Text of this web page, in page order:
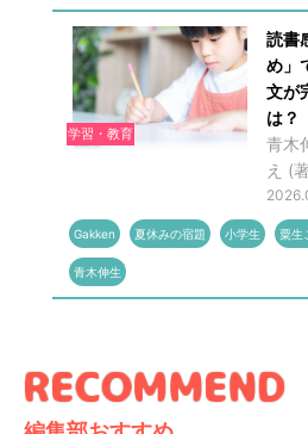
学習・教育
読書
め」
文が
は？
青木
え (
Gakken 夏休みの宿題 小学生 粟生
青木伸生